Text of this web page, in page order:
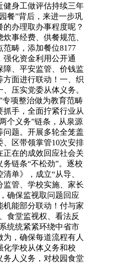
健身工做评估持续三年
餐”背后，来进一步巩
的办理取办事程度呢？
事经费、供餐规范、
范畴，添加餐位8177
强化资金利用公开通
障、平安监管、价钱监
方面进行联动！一、织
压实党委从体义务。
专项整治做为教育范畴
抓手，全面拧紧行业从
个义务”链条，从泉源
问题。开展多轮全笼盖
、区带领掌管10次安排
正在的成效回应社会关
链条“不松劲”。逐校
单》，成立“从导、
监管、学校实施、家长
确保监视取问题回应
机能部分联动！付与家
食堂监视权、看法反
统统紧紧环绕中省市
为，确保每道流程有人
化学校从体义务和校
务人义务，对校园食堂